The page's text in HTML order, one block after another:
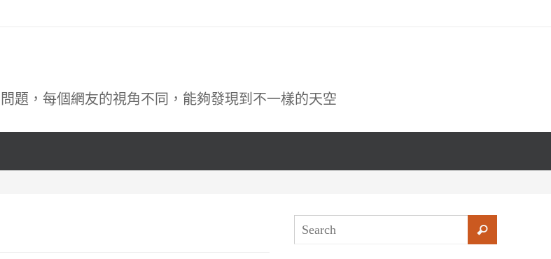
題，每個網友的視角不同，能夠發現到不一樣的天空